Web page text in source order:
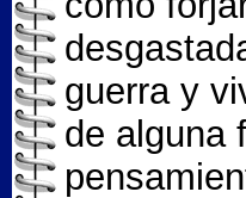
guerra y
de alguna